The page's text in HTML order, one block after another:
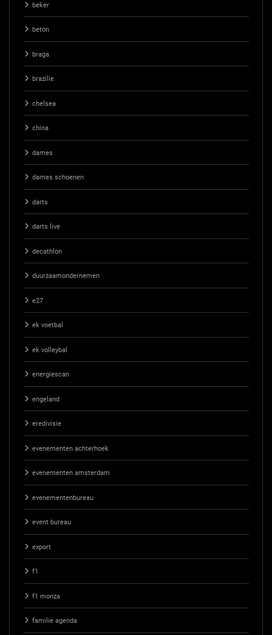
beker
beton
braga
brazilie
chelsea
china
dames
dames schoenen
darts
darts live
decathlon
duurzaamondernemen
e27
ek voetbal
ek volleybal
energiescan
engeland
eredivisie
evenementen achterhoek
evenementen amsterdam
evenementenbureau
event bureau
export
f1
f1 monza
familie agenda